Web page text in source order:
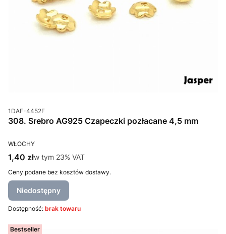
Kod produktu
1DAF-4452F
308. Srebro AG925 Czapeczki pozłacane 4,5 mm
PRODUCENT
WŁOCHY
Cena brutto
1,40 złw tym %s VAT
w tym 23% VAT
Ceny podane bez kosztów dostawy.
Niedostępny
Dostępność: brak towaru
Bestseller